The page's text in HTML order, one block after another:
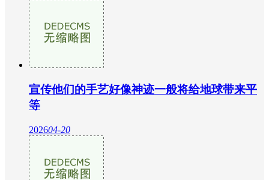
宣传他们的手艺好像神迹一般将给地球带来平
等
202604-20